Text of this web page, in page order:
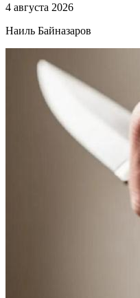
4 августа 2026
Наиль Байназаров